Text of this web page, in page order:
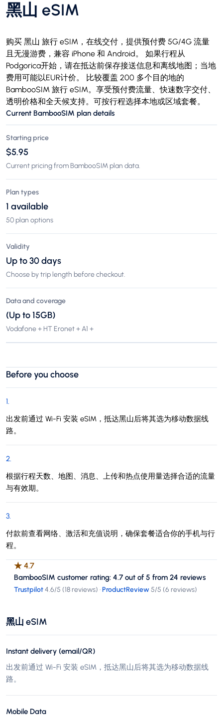
黑山 eSIM
购买 黑山 旅行 eSIM，在线交付，提供预付费 5G/4G 流量
且无漫游费，兼容 iPhone 和 Android。 如果行程从
Podgorica开始，请在抵达前保存接送信息和离线地图；当地
费用可能以EUR计价。 比较覆盖 200 多个目的地的
BambooSIM 旅行 eSIM。享受预付费流量、快速数字交付、
透明价格和全天候支持。可按行程选择本地或区域套餐。
Current BambooSIM plan details
Starting price
$5.95
Current pricing from BambooSIM plan data.
Plan types
1 available
50 plan options
Validity
Up to 30 days
Choose by trip length before checkout.
Data and coverage
(Up to 15GB)
Vodafone + HT Eronet + A1 +
Before you choose
1.
出发前通过 Wi-Fi 安装 eSIM，抵达黑山后将其选为移动数据线
路。
2.
根据行程天数、地图、消息、上传和热点使用量选择合适的流量
与有效期。
3.
付款前查看网络、激活和充值说明，确保套餐适合你的手机与行
程。
★ 4.7
BambooSIM customer rating: 4.7 out of 5 from 24 reviews
Trustpilot4.6/5 (18 reviews) ·ProductReview5/5 (6 reviews)
黑山 eSIM
Instant delivery (email/QR)
出发前通过 Wi-Fi 安装 eSIM，抵达黑山后将其选为移动数据线
路。
Mobile Data